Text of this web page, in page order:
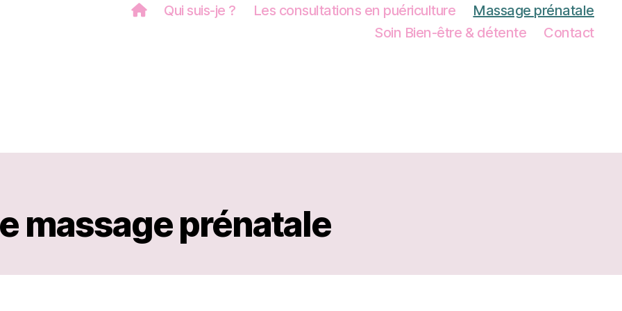
Qui suis-je ? Les consultations en puériculture
Massage prénatale
Soin Bien-être & détente
Contact
massage prénatale